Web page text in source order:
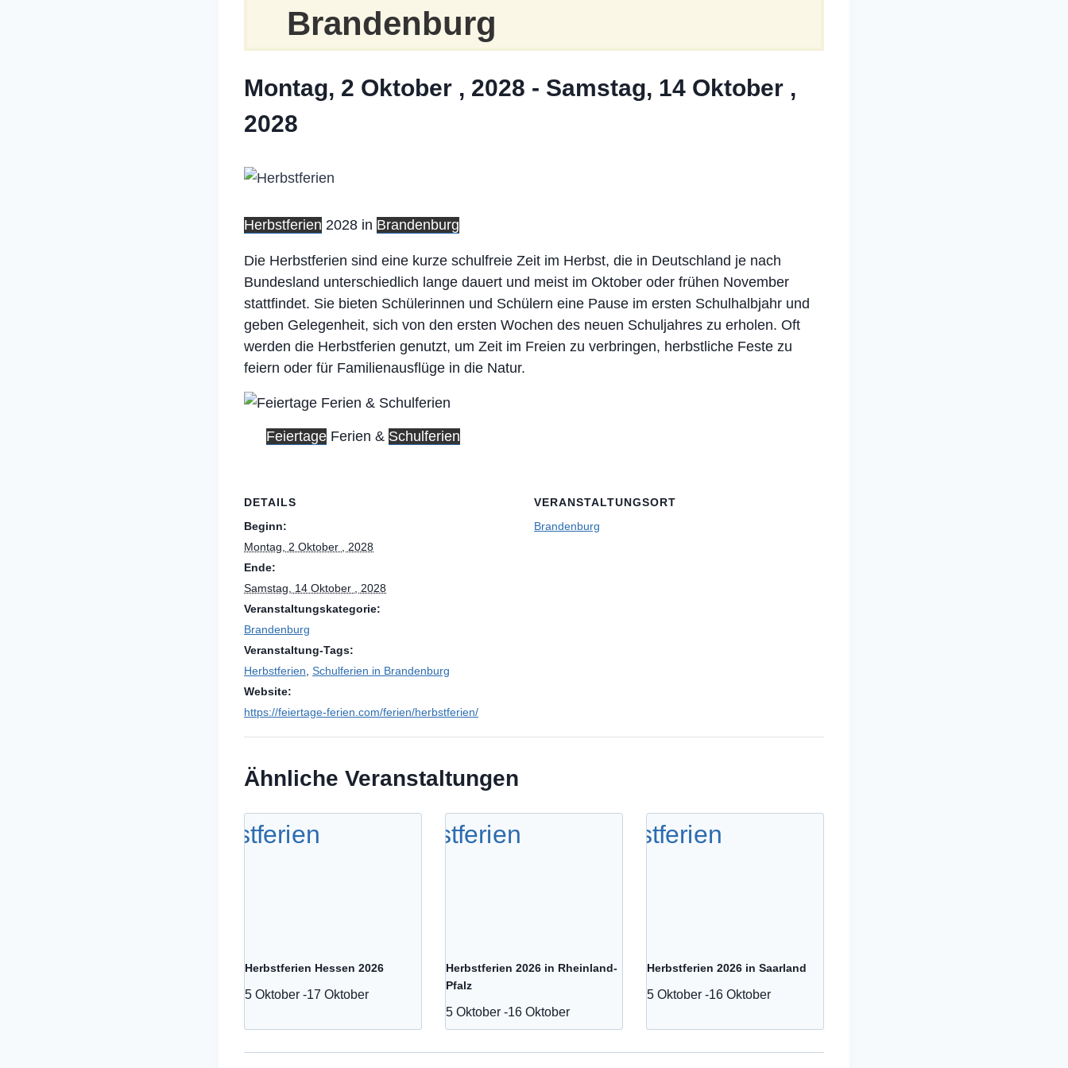
Brandenburg
Montag, 2 Oktober , 2028 - Samstag, 14 Oktober ,
2028
Herbstferien 2028 in Brandenburg
Die Herbstferien sind eine kurze schulfreie Zeit im Herbst, die in Deutschland je nach
Bundesland unterschiedlich lange dauert und meist im Oktober oder frühen November
stattfindet. Sie bieten Schülerinnen und Schülern eine Pause im ersten Schulhalbjahr und
geben Gelegenheit, sich von den ersten Wochen des neuen Schuljahres zu erholen. Oft
werden die Herbstferien genutzt, um Zeit im Freien zu verbringen, herbstliche Feste zu
feiern oder für Familienausflüge in die Natur.
Feiertage Ferien & Schulferien
DETAILS
Beginn:
Montag, 2 Oktober , 2028
Ende:
Samstag, 14 Oktober , 2028
Veranstaltungskategorie:
Brandenburg
Veranstaltung-Tags:
Herbstferien, Schulferien in Brandenburg
Website:
https://feiertage-ferien.com/ferien/herbstferien/
VERANSTALTUNGSORT
Brandenburg
Ähnliche Veranstaltungen
Herbstferien Hessen 2026
5 Oktober -17 Oktober
Herbstferien 2026 in Rheinland-
Pfalz
5 Oktober -16 Oktober
Herbstferien 2026 in Saarland
5 Oktober -16 Oktober